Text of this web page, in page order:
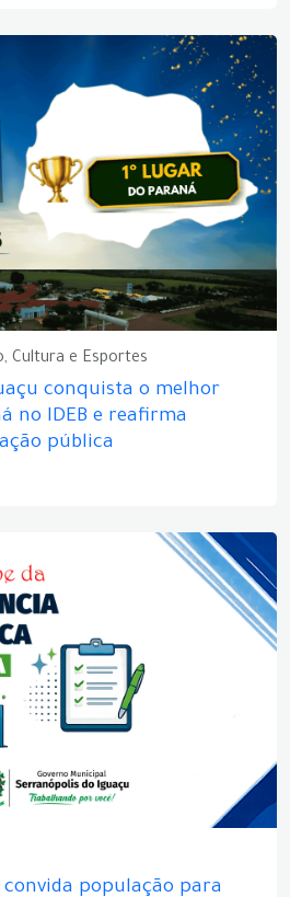
Cultura e Esportes
conquista o melhor
no IDEB e reafirma
pública
população para